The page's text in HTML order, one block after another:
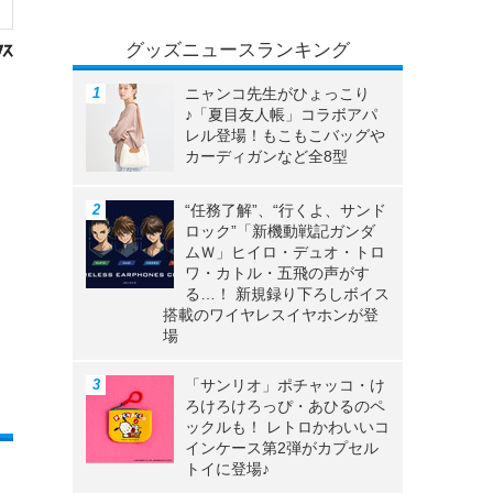
グッズニュースランキング
ニャンコ先生がひょっこり
♪「夏目友人帳」コラボアパ
レル登場！もこもこバッグや
カーディガンなど全8型
“任務了解”、“行くよ、サンド
ロック”「新機動戦記ガンダ
ムＷ」ヒイロ・デュオ・トロ
ワ・カトル・五飛の声がす
る…！ 新規録り下ろしボイス
搭載のワイヤレスイヤホンが登
場
「サンリオ」ポチャッコ・け
ろけろけろっぴ・あひるのペ
ックルも！ レトロかわいいコ
インケース第2弾がカプセル
トイに登場♪